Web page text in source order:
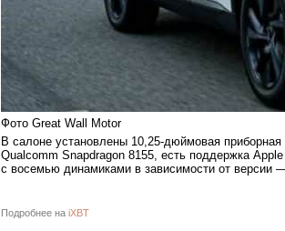
Фото Great Wall Motor
В салоне установлены 10,25-дюймовая
Qualcomm Snapdragon 8155, есть поддержка
с восемью динамиками в зависимости от версии
Подробнее на iXBT